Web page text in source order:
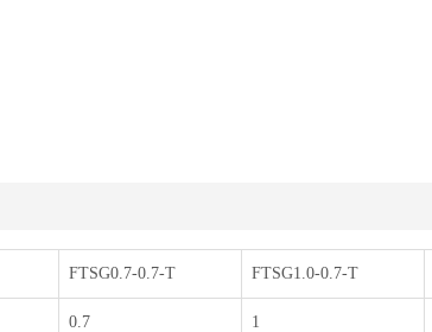
FTSG0.7-0.7-T FTSG1.0-0.7-T
0.7 1